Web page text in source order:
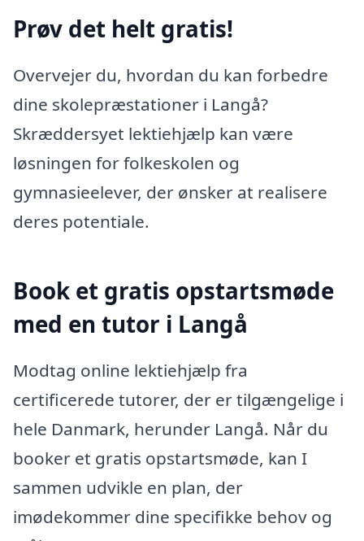
Prøv det helt gratis!
Overvejer du, hvordan du kan forbedre
dine skolepræstationer i Langå?
Skræddersyet lektiehjælp kan være
løsningen for folkeskolen og
gymnasieelever, der ønsker at realisere
deres potentiale.
Book et gratis opstartsmøde
med en tutor i Langå
Modtag online lektiehjælp fra
certificerede tutorer, der er tilgængelige i
hele Danmark, herunder Langå. Når du
booker et gratis opstartsmøde, kan I
sammen udvikle en plan, der
imødekommer dine specifikke behov og